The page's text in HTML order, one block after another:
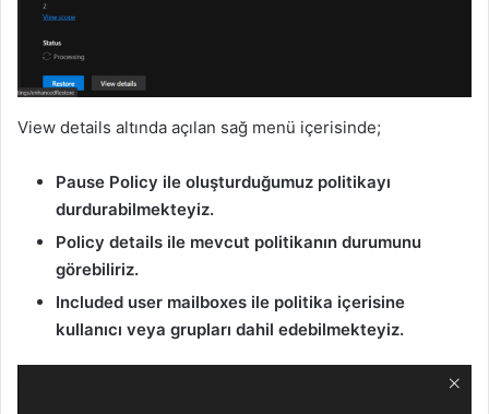
View details altında açılan sağ menü içerisinde;
Pause Policy ile oluşturduğumuz politikayı
durdurabilmekteyiz.
Policy details ile mevcut politikanın durumunu
görebiliriz.
Included user mailboxes ile politika içerisine
kullanıcı veya grupları dahil edebilmekteyiz.